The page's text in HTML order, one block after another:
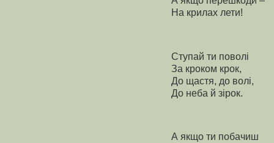
На крилах лети!
Ступай ти поволі
За кроком крок,
До щастя, до волі,
До неба й зірок.
А якщо ти побачиш